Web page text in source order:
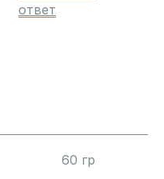
ответ
60 гр